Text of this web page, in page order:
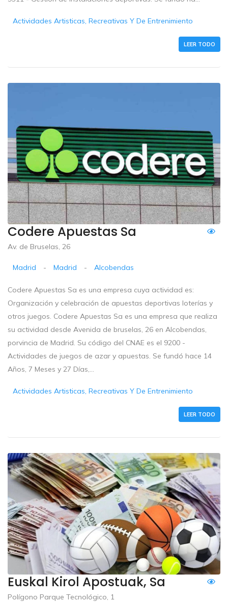
Actividades Artisticas, Recreativas Y De Entrenimiento
LEER TODO
Codere Apuestas Sa
Av. de Bruselas, 26
Madrid - Madrid - Alcobendas
Codere Apuestas Sa es una empresa cuya actividad es:
Organización y celebración de apuestas deportivas loterías y
otros juegos. Codere Apuestas Sa es una empresa que realiza
su actividad desde Avenida de bruselas, 26 en Alcobendas,
porvincia de Madrid. Su código del CNAE es el 9200 -
Actividades de juegos de azar y apuestas. Se fundó hace 14
Años, 7 Meses y 27 Días,...
Actividades Artisticas, Recreativas Y De Entrenimiento
LEER TODO
Euskal Kirol Apostuak, Sa
Polígono Parque Tecnológico, 1